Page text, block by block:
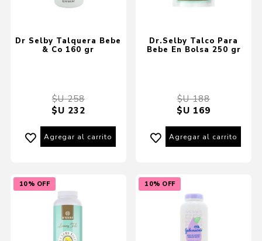
Dr Selby Talquera Bebe
& Co 160 gr
$U 258
$U 232
Agregar al carrito
Dr.Selby Talco Para
Bebe En Bolsa 250 gr
$U 188
$U 169
Agregar al carrito
10% OFF 10% OFF